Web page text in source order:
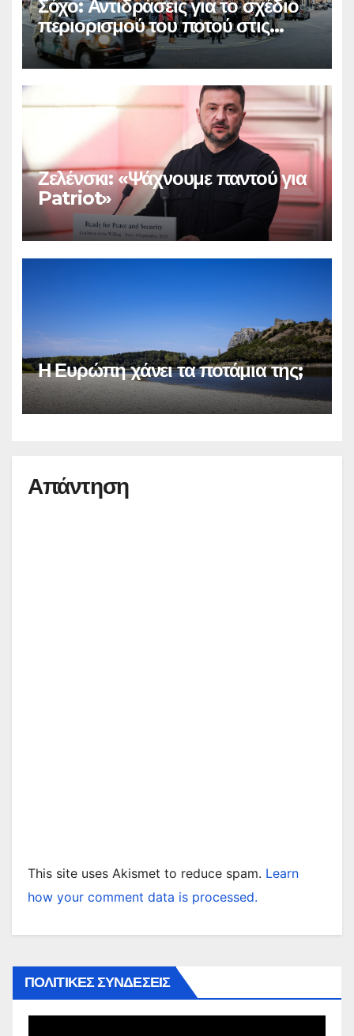
Σόχο: Αντιδράσεις για το σχέδιο
περιορισμού του ποτού στις
παμπ
Ζελένσκι: «Ψάχνουμε παντού για
Patriot»
Η Ευρώπη χάνει τα ποτάμια της;
Απάντηση
This site uses Akismet to reduce spam. Learn
how your comment data is processed.
ΠΟΛΙΤΙΚΕΣ ΣΥΝΔΕΣΕΙΣ